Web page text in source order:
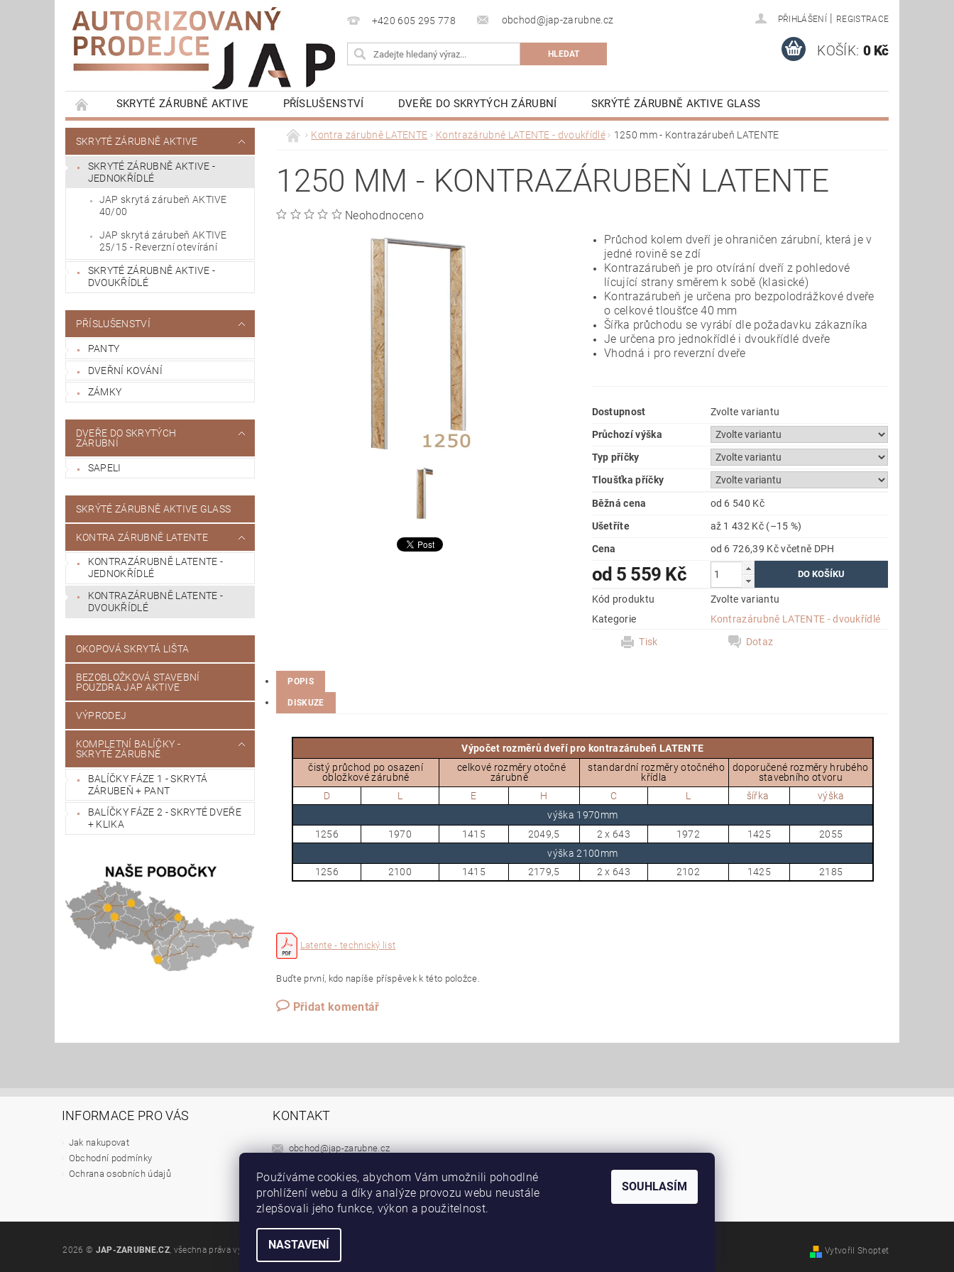
+420 605 295 778 obchod@jap-zarubne.cz PŘIHLÁŠENÍ | REGISTRACE
KOŠÍK: 0 Kč
SKRYTÉ ZÁRUBNĚ AKTIVE PŘÍSLUŠENSTVÍ DVEŘE DO SKRYTÝCH ZÁRUBNÍ
SKRÝTÉ ZÁRUBNĚ AKTIVE GLASS
KONTRA ZÁRUBNĚ LATENTE
OKOPOVÁ SKRYTÁ LIŠTA BEZOBLOŽKOVÁ STAVEBNÍ POUZDRA JAP AKTIVE
VÝPRODEJ
KOMPLETNÍ BALÍČKY - SKRYTÉ ZÁRUBNĚ
SKRYTÉ ZÁRUBNĚ AKTIVE
SKRYTÉ ZÁRUBNĚ AKTIVE -
JEDNOKŘÍDLÉ
JAP skrytá zárubeň AKTIVE
40/00
JAP skrytá zárubeň AKTIVE
25/15 - Reverzní otevírání
SKRYTÉ ZÁRUBNĚ AKTIVE -
DVOUKŘÍDLÉ
PŘÍSLUŠENSTVÍ
PANTY
DVEŘNÍ KOVÁNÍ
ZÁMKY
DVEŘE DO SKRYTÝCH
ZÁRUBNÍ
SAPELI
SKRÝTÉ ZÁRUBNĚ AKTIVE GLASS
KONTRA ZÁRUBNĚ LATENTE
KONTRAZÁRUBNĚ LATENTE -
JEDNOKŘÍDLÉ
KONTRAZÁRUBNĚ LATENTE -
DVOUKŘÍDLÉ
OKOPOVÁ SKRYTÁ LIŠTA
BEZOBLOŽKOVÁ STAVEBNÍ
POUZDRA JAP AKTIVE
VÝPRODEJ
KOMPLETNÍ BALÍČKY -
SKRYTÉ ZÁRUBNĚ
BALÍČKY FÁZE 1 - SKRYTÁ
ZÁRUBEŇ + PANT
BALÍČKY FÁZE 2 - SKRYTÉ DVEŘE
+ KLIKA
Kontra zárubně LATENTE Kontrazárubně LATENTE - dvoukřídlé 1250 mm - Kontrazárubeň LATENTE
1250 MM - KONTRAZÁRUBEŇ LATENTE
Neohodnoceno
Průchod kolem dveří je ohraničen zárubní, která je v
jedné rovině se zdí
Kontrazárubeň je pro otvírání dveří z pohledové
lícující strany směrem k sobě (klasické)
Kontrazárubeň je určena pro bezpolodrážkové dveře
o celkové tloušťce 40 mm
Šířka průchodu se vyrábí dle požadavku zákazníka
Je určena pro jednokřídlé i dvoukřídlé dveře
Vhodná i pro reverzní dveře
Dostupnost
Zvolte variantu
Průchozí výška
Typ příčky
Tloušťka příčky
Běžná cena
od 6 540 Kč
Ušetříte
až 1 432 Kč (–15 %)
Cena
od 6 726,39 Kčvčetně DPH
od 5 559 Kč
Kód produktu
Zvolte variantu
Kategorie
Kontrazárubně LATENTE - dvoukřídlé
Tisk
Dotaz
POPIS
DISKUZE
Výpočet rozměrů dveří pro kontrazárubeň LATENTE
čistý průchod po osazení
obložkové zárubně
celkové rozměry otočné
zárubně
standardní rozměry otočného
křídla
doporučené rozměry hrubého
stavebního otvoru
D
L E H C L šířka
výška
výška 1970mm
1256
1970 1415 2049,5 2 x 643 1972 1425
2055
výška 2100mm
1256
2100 1415 2179,5 2 x 643 2102 1425 2185
Latente - technický list
Buďte první, kdo napíše příspěvek k této položce.
Přidat komentář
INFORMACE PRO VÁS
Jak nakupovat
Obchodní podmínky
Ochrana osobních údajů
KONTAKT
obchod@jap-zarubne.cz
Stavební pouzdra JAP posuvné dveře | | Dveře Jelínek, schody a zábradlí
2026 © JAP-ZARUBNE.CZ, všechna práva vyhrazena Vytvořil Shoptet
Používáme cookies, abychom Vám umožnili pohodlné
prohlížení webu a díky analýze provozu webu neustále
zlepšovali jeho funkce, výkon a použitelnost.
NASTAVENÍ
SOUHLASÍM